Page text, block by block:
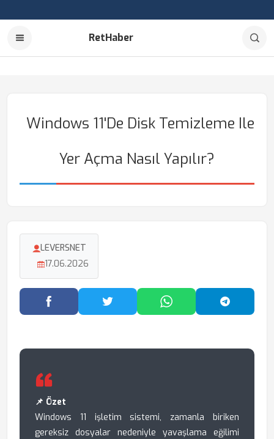
RetHaber
Windows 11'de Disk Temizleme Ile
Yer Açma Nasıl Yapılır?
LEVERSNET
17.06.2026
Facebook'ta PaylaşTwitter'da PaylaşWhatsApp'ta Paylaş
📌 Özet
Windows 11 işletim sistemi, zamanla biriken
gereksiz dosyalar nedeniyle yavaşlama eğilimi